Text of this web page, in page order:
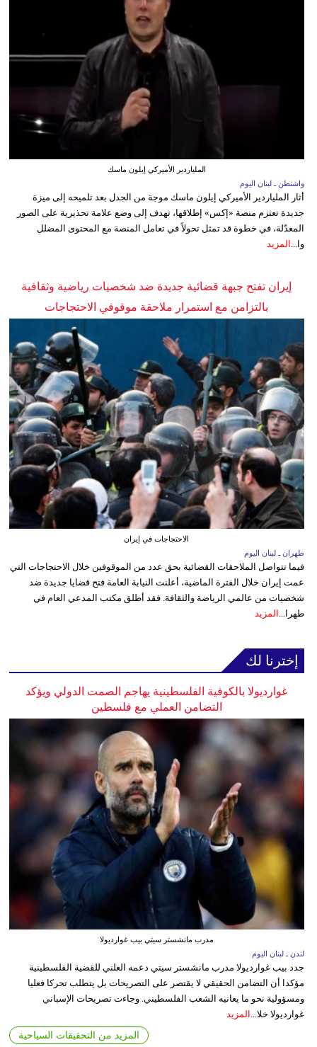
الملياردير الأميركي إيلون ماسك
واشنطن ـ لبنان اليوم
أثار الملياردير الأميركي إيلون ماسك موجة من الجدل بعد تلميحه إلى ميزة
جديدة تعتزم منصة «إكس» إطلاقها، تهدف إلى وضع علامة تحذيرية على الصور
المعدّلة، في خطوة قد تمثل تحولاً في تعامل المنصة مع المحتوى المضلل
وا... المزيد
إيران تفتح جبهة قضائية جديدة ضد شخصيات رياضية وثقافية
بالتزامن مع استمرار ملاحقة موقوفي الاحتجاجات
الاحتجاجات في إيران
طهران ـ لبنان اليوم
فيما تتواصل الملاحقات القضائية بحق عدد من الموقوفين خلال الاحتجاجات التي
عمت إيران خلال الفترة الماضية، أعلنت النيابة العامة فتح قضايا جديدة ضد
شخصيات من عالمي الرياضة والثقافة. فقد أطلق مكتب المدعي العام في
طهرا... المزيد
إخترنا لك
غوارديولا بالكوفية الفلسطينية يهاجم الصمت الدولي ويؤكد
التضامن العملي مع فلسطين
مدرب مانشستر سيتي بيب غوارديولا
لندن ـ لبنان اليوم
جدد بيب غوارديولا مدرب مانشستر سيتي دعمه العلني للقضية الفلسطينية
مؤكدا أن التضامن الحقيقي لا يقتصر على التصريحات بل يتطلب تحركا فعليا
ومسؤولية نحو ما يعانيه الشعب الفلسطيني. وجاءت تصريحات الإسباني
غوارديولا خلا... المزيد
المزيد من التحقيقات السياحية